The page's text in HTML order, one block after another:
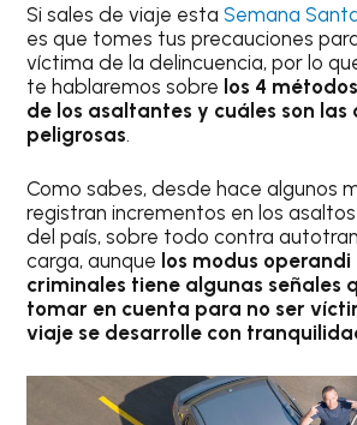
Si sales de viaje estaSemana
es que tomes tus precauciones
víctima de la delincuencia, por lo
te hablaremos sobre los 4
de los asaltantes y cuáles son
peligrosas.
Como sabes, desde hace algunos
registran incrementos en los
del país, sobre todo contra
carga, aunque los modus operandi
criminales tiene algunas señales
tomar en cuenta para no ser
viaje se desarrolle con